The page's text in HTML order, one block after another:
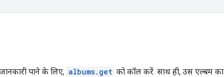
पाने के लिए, albums.get को कॉल करें. साथ ही, उस एल्बम का